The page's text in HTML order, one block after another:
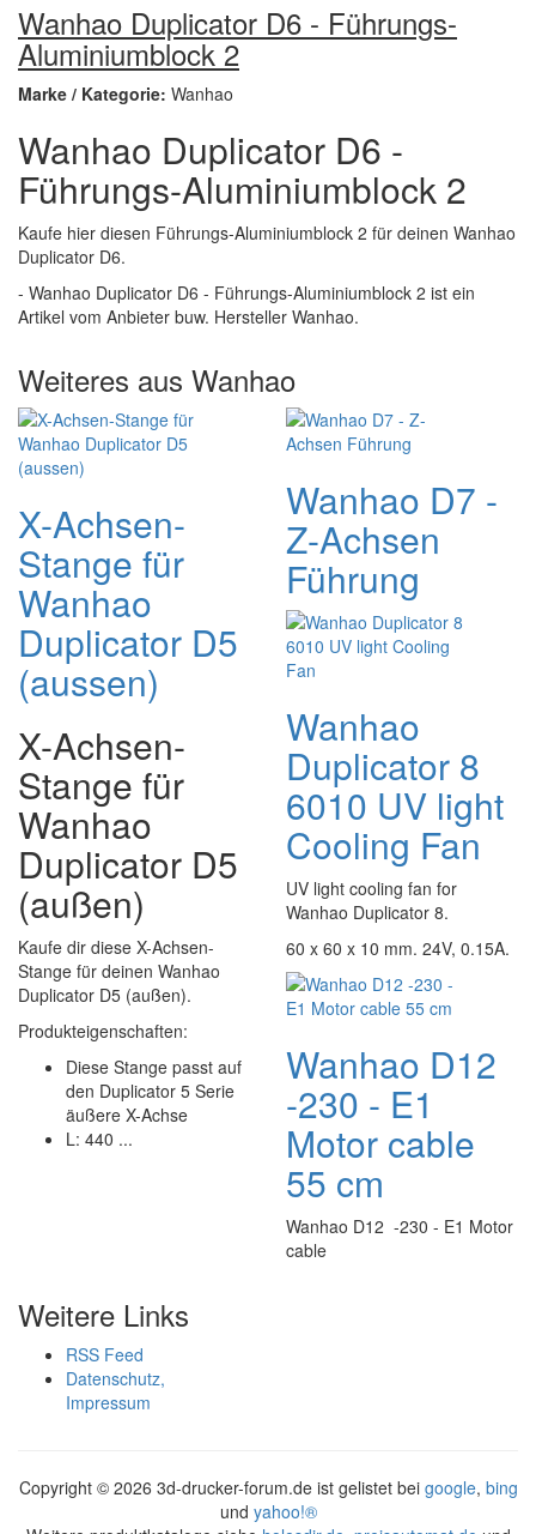
Wanhao Duplicator D6 - Führungs-
Aluminiumblock 2
Marke / Kategorie: Wanhao
Wanhao Duplicator D6 -
Führungs-Aluminiumblock 2
Kaufe hier diesen Führungs-Aluminiumblock 2 für deinen Wanhao
Duplicator D6.
- Wanhao Duplicator D6 - Führungs-Aluminiumblock 2 ist ein
Artikel vom Anbieter buw. Hersteller Wanhao.
Weiteres aus Wanhao
X-Achsen-
Stange für
Wanhao
Duplicator D5
(aussen)
X-Achsen-
Stange für
Wanhao
Duplicator D5
(außen)
Kaufe dir diese X-Achsen-
Stange für deinen Wanhao
Duplicator D5 (außen).
Produkteigenschaften:
Diese Stange passt auf
den Duplicator 5 Serie
äußere X-Achse
L: 440 ...
Wanhao D7 -
Z-Achsen
Führung
Wanhao
Duplicator 8
6010 UV light
Cooling Fan
UV light cooling fan for
Wanhao Duplicator 8.
60 x 60 x 10 mm. 24V, 0.15A.
Wanhao D12
-230 - E1
Motor cable
55 cm
Wanhao D12 -230 - E1 Motor
cable
Weitere Links
RSS Feed
Datenschutz,
Impressum
Copyright © 2026 3d-drucker-forum.de ist gelistet bei google, bing
und yahoo!®